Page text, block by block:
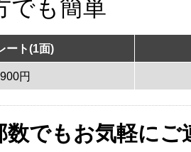
でも簡単
ート(1面)
円
数でもお気軽にご